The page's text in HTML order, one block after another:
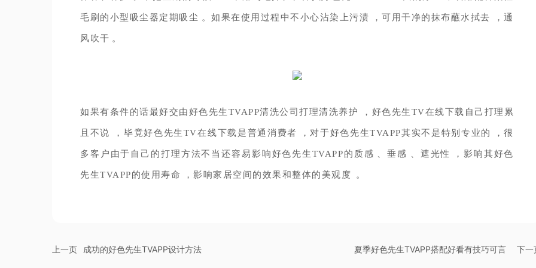
毛刷的小型吸尘器定期吸尘。如果在使用过程中不小心沾染上污渍，可用干净的抹布蘸水拭去，通
风吹干。
如果有条件的话最好交由好色先生TVAPP清洗公司打理清洗养护，好色先生TV在线下载自己打理累
且不说，毕竟好色先生TV在线下载是普通消费者，对于好色先生TVAPP其实不是特别专业的，很
多客户由于自己的打理方法不当还容易影响好色先生TVAPP的质感、垂感、遮光性，影响其好色
先生TVAPP的使用寿命，影响家居空间的效果和整体的美观度。
上一页 成功的好色先生TVAPP设计方法 夏季好色先生TVAPP搭配好看有技巧可言 下一